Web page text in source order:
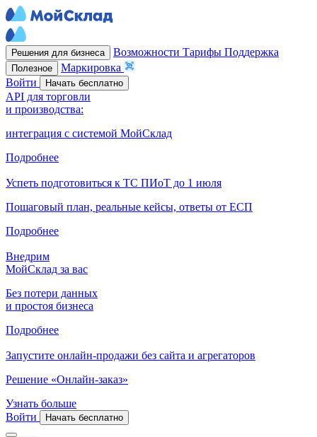
Решения для бизнеса Возможности Тарифы Поддержка
Полезное
Маркировка
Войти
Начать бесплатно
API для торговли
и производства:
интеграция с системой МойСклад
Подробнее
Успеть подготовиться к ТС ПИоТ до 1 июля
Пошаговый план, реальные кейсы, ответы от ЕСП
Подробнее
Внедрим
МойСклад за вас
Без потери данных
и простоя бизнеса
Подробнее
Запустите онлайн-продажи без сайта и агрегаторов
Решение «Онлайн-заказ»
Узнать больше
Войти
Начать бесплатно